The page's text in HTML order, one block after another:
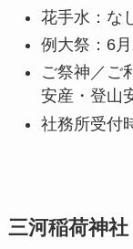
花手水：な
例大祭：6
ご祭神／ご
安産・登山
社務所受付
三河稲荷神社